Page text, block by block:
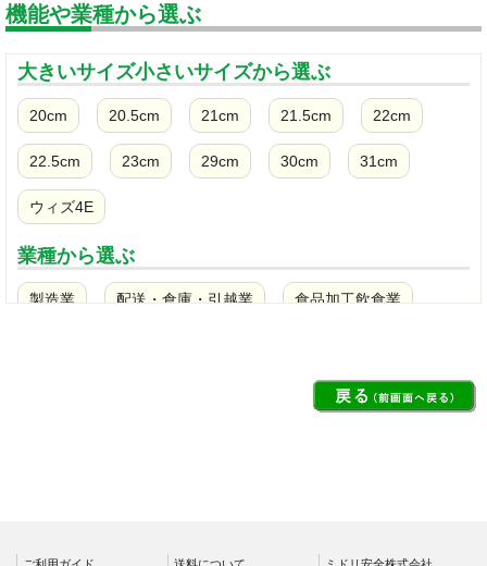
機能や業種から選ぶ
大きいサイズ小さいサイズから選ぶ
20cm 20.5cm 21cm 21.5cm 22cm
22.5cm 23cm 29cm 30cm 31cm
ウィズ4E
業種から選ぶ
製造業 配送・倉庫・引越業 食品加工飲食業
警備・保守業務